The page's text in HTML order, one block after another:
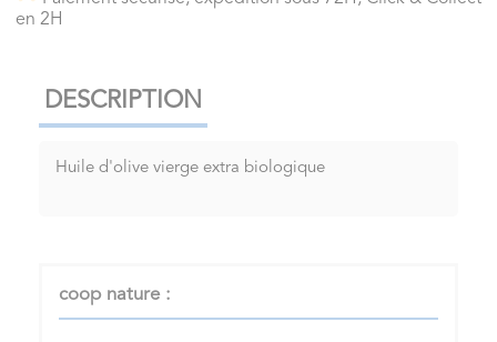
en 2H
DESCRIPTION
Huile d'olive vierge extra biologique
coop nature :